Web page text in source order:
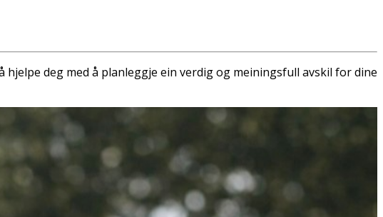
deg med å planleggje ein verdig og meiningsfull avskil for dine